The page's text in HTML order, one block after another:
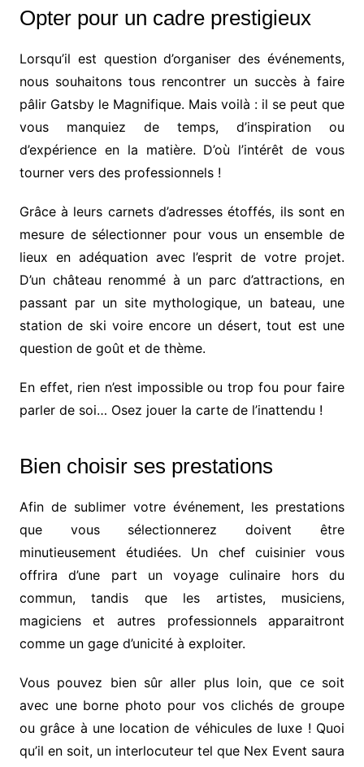
Opter pour un cadre prestigieux
Lorsqu’il est question d’organiser des événements,
nous souhaitons tous rencontrer un succès à faire
pâlir Gatsby le Magnifique. Mais voilà : il se peut que
vous manquiez de temps, d’inspiration ou
d’expérience en la matière. D’où l’intérêt de vous
tourner vers des professionnels !
Grâce à leurs carnets d’adresses étoffés, ils sont en
mesure de sélectionner pour vous un ensemble de
lieux en adéquation avec l’esprit de votre projet.
D’un château renommé à un parc d’attractions, en
passant par un site mythologique, un bateau, une
station de ski voire encore un désert, tout est une
question de goût et de thème.
En effet, rien n’est impossible ou trop fou pour faire
parler de soi… Osez jouer la carte de l’inattendu !
Bien choisir ses prestations
Afin de sublimer votre événement, les prestations
que vous sélectionnerez doivent être
minutieusement étudiées. Un chef cuisinier vous
offrira d’une part un voyage culinaire hors du
commun, tandis que les artistes, musiciens,
magiciens et autres professionnels apparaitront
comme un gage d’unicité à exploiter.
Vous pouvez bien sûr aller plus loin, que ce soit
avec une borne photo pour vos clichés de groupe
ou grâce à une location de véhicules de luxe ! Quoi
qu’il en soit, un interlocuteur tel que Nex Event saura